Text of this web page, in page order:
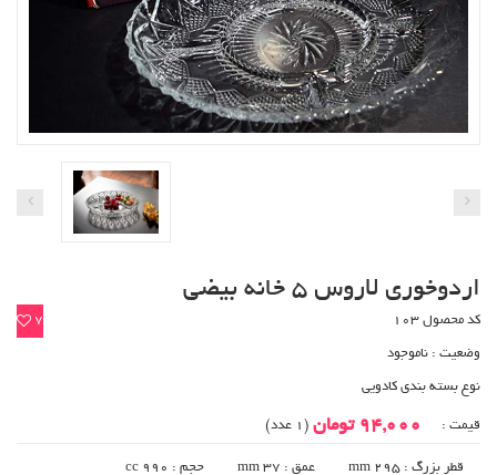
اردوخوری لاروس 5 خانه بیضی
7 کد محصول 103
وضعیت : ناموجود
نوع بسته بندی کادویی
قیمت : 94,000 تومان (1 عدد)
قطر بزرگ : 295 mm عمق : 37 mm
حجم : 990 cc